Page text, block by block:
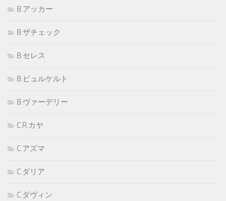
B.アッカー
B.ザチェック
B.セレス
B.ビュルケルト
B.ヴァーデリー
C.R.カヤ
C.アズマ
C.ダリア
C.ダヴィン